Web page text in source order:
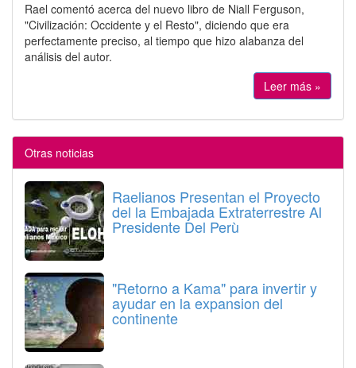
Rael comentó acerca del nuevo libro de Niall Ferguson,
"Civilización: Occidente y el Resto", diciendo que era
perfectamente preciso, al tiempo que hizo alabanza del
análisis del autor.
Leer más »
Otras noticias
Raelianos Presentan el Proyecto
del la Embajada Extraterrestre Al
Presidente Del Perù
"Retorno a Kama" para invertir y
ayudar en la expansion del
continente